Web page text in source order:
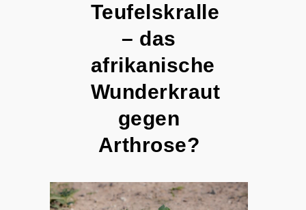
Teufelskralle
– das
afrikanische
Wunderkraut
gegen
Arthrose?